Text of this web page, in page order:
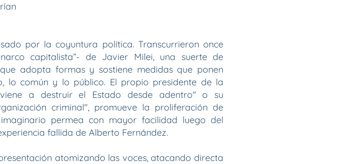
por la coyuntura política. Transcurrieron once
capitalista”- de Javier Milei, una suerte de
adopta formas y sostiene medidas que ponen
lo común y lo público. El propio presidente de la
a destruir el Estado desde adentro" o su
criminal", promueve la proliferación de
permea con mayor facilidad luego del
fallida de Alberto Fernández.
atomizando las voces, atacando directa